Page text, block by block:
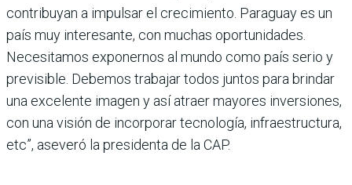
contribuyan a impulsar el crecimiento. Paraguay es un
país muy interesante, con muchas oportunidades.
Necesitamos exponernos al mundo como país serio y
previsible. Debemos trabajar todos juntos para brindar
una excelente imagen y así atraer mayores inversiones,
con una visión de incorporar tecnología, infraestructura,
etc”, aseveró la presidenta de la CAP.